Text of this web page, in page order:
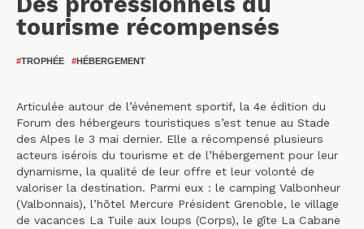
tourisme récompensés
#TROPHÉE #HÉBERGEMENT
Articulée autour de l’événement sportif, la 4e édition du
Forum des hébergeurs touristiques s’est tenue au Stade
des Alpes le 3 mai dernier. Elle a récompensé plusieurs
acteurs isérois du tourisme et de l’hébergement pour leur
dynamisme, la qualité de leur offre et leur volonté de
valoriser la destination. Parmi eux : le camping Valbonheur
(Valbonnais), l’hôtel Mercure Président Grenoble, le village
de vacances La Tuile aux loups (Corps), le gîte La Cabane